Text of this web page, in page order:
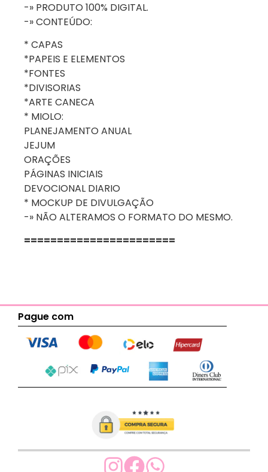
-» PRODUTO 100% DIGITAL.
-» CONTEÚDO:
* CAPAS
*PAPEIS E ELEMENTOS
*FONTES
*DIVISORIAS
*ARTE CANECA
* MIOLO:
PLANEJAMENTO ANUAL
JEJUM
ORAÇÕES
PÁGINAS INICIAIS
DEVOCIONAL DIARIO
* MOCKUP DE DIVULGAÇÃO
-» NÃO ALTERAMOS O FORMATO DO MESMO.
=======================
Pague com